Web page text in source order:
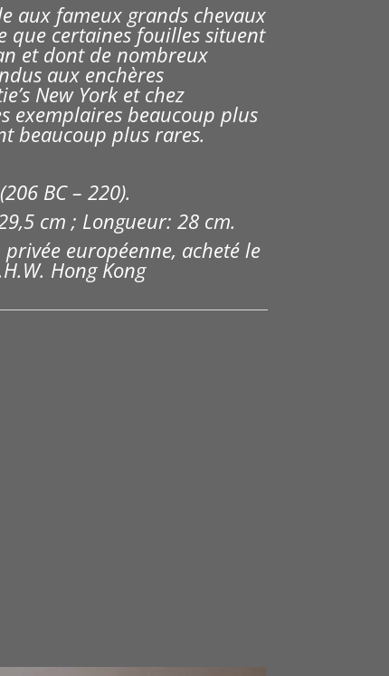
aux fameux grands chevaux
que certaines fouilles situent
et dont de nombreux
aux enchères
New York et chez
exemplaires beaucoup plus
beaucoup plus rares.
BC – 220).
cm ; Longueur: 28 cm.
européenne, acheté le
Hong Kong